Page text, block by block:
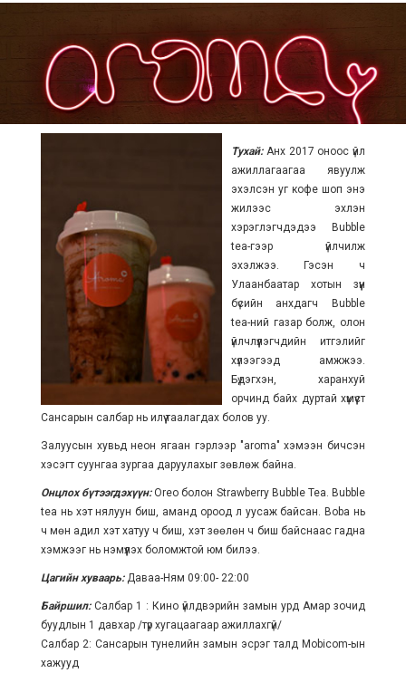
Тухай: Анх 2017 оноос үйл
ажиллагаагаа явуулж
эхэлсэн уг кофе шоп энэ
жилээс эхлэн
хэрэглэгчдэдээ Bubble
tea-гээр үйлчилж
эхэлжээ. Гэсэн ч
Улаанбаатар хотын зүүн
бүсийн анхдагч Bubble
tea-ний газар болж, олон
үйлчлүүлэгчдийн итгэлийг
хүлээгээд амжжээ.
Бүдэгхэн, харанхуй
орчинд байх дуртай хүмүүст
Сансарын салбар нь илүү таалагдах болов уу.
Залуусын хувьд неон ягаан гэрлээр "aroma" хэмээн бичсэн
хэсэгт суунгаа зургаа даруулахыг зөвлөж байна.
Онцлох бүтээгдэхүүн: Oreo болон Strawberry Bubble Tea. Bubble
tea нь хэт нялуун биш, аманд ороод л уусаж байсан. Boba нь
ч мөн адил хэт хатуу ч биш, хэт зөөлөн ч биш байснаас гадна
хэмжээг нь нэмүүлэх боломжтой юм билээ.
Цагийн хуваарь: Даваа-Ням 09:00- 22:00
Байршил:Салбар 1 : Кино үйлдвэрийн замын урд Амар зочид
буудлын 1 давхар /түр хугацаагаар ажиллахгүй/
Салбар 2: Сансарын тунелийн замын эсрэг талд Mobicom-ын
хажууд